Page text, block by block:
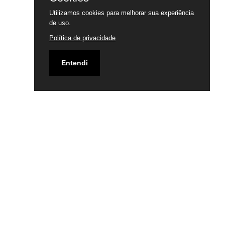
Utilizamos cookies para melhorar sua experiência
de uso.
Política de privacidade
Entendi